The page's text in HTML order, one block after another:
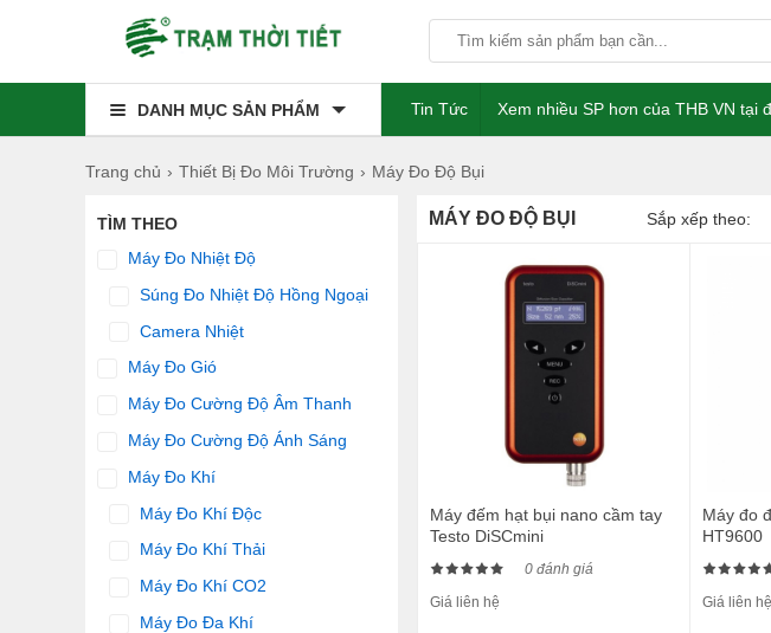
DANH MỤC SẢN PHẨM Tin Tức Xem nhiều SP hơn của THB VN tại
Trang chủ Thiết Bị Đo Môi Trường Máy Đo Độ Bụi
TÌM THEO
Máy Đo Nhiệt Độ
Súng Đo Nhiệt Độ Hồng Ngoại
Camera Nhiệt
Máy Đo Gió
Máy Đo Cường Độ Âm Thanh
Máy Đo Cường Độ Ánh Sáng
Máy Đo Khí
Máy Đo Khí Độc
Máy Đo Khí Thải
Máy Đo Khí CO2
Máy Đo Đa Khí
MÁY ĐO ĐỘ BỤI Sắp xếp theo:
Máy đếm hạt bụi nano cầm tay
Testo DiSCmini
0 đánh giá
Giá liên hệ
Máy đo
HT9600
Giá liên hệ